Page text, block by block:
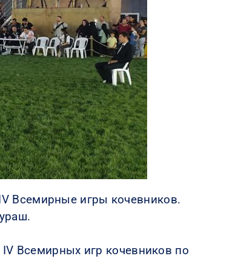
Всемирные игры кочевников.
Всемирных игр кочевников по